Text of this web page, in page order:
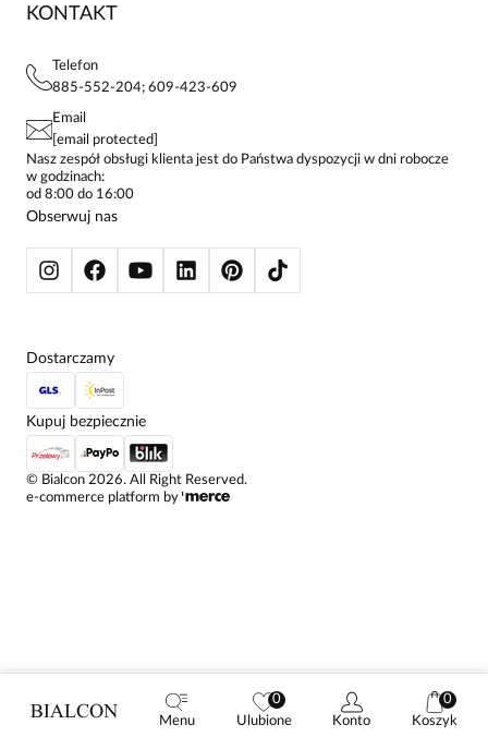
MAPA WITRYNY
KONTAKTY
FAQ
POLITYKA PRYWATNOŚCI
STREFA STAŁEGO KLIENTA
KOSZULE DAMSKIE
SPODNIE DAMSKIE
ŻAKIETY I MARYNARKI
SWETRY
BLUZY
KONTAKT
Telefon
885-552-204; 609-423-609
Email
[email protected]
Nasz zespół obsługi klienta jest do Państwa dyspozycji w dni robocze
w godzinach:
od 8:00 do 16:00
Obserwuj nas
© Bialcon 2026. All Right Reserved.
e-commerce platform by
Dostarczamy
Kupuj bezpiecznie
Menu
0
Ulubione
Konto
0
Koszyk